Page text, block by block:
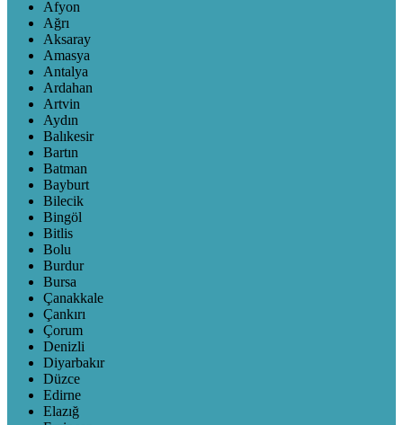
Afyon
Ağrı
Aksaray
Amasya
Antalya
Ardahan
Artvin
Aydın
Balıkesir
Bartın
Batman
Bayburt
Bilecik
Bingöl
Bitlis
Bolu
Burdur
Bursa
Çanakkale
Çankırı
Çorum
Denizli
Diyarbakır
Düzce
Edirne
Elazığ